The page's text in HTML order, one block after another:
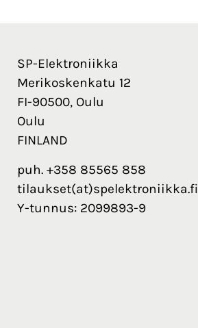
SP-Elektroniikka
Merikoskenkatu 12
FI-90500, Oulu
Oulu
FINLAND
puh. +358 85565 858
tilaukset(at)spelektroniikka.fi
Y-tunnus: 2099893-9